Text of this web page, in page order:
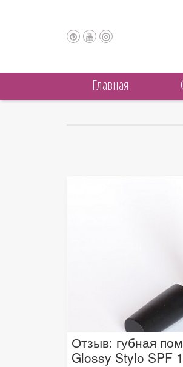
Главная
Отзыв: губная
Glossy Stylo SPF